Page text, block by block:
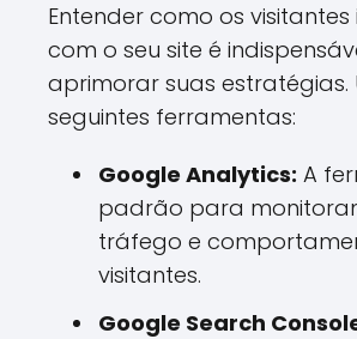
Entender como os
com o seu site é
aprimorar suas estratégias.
seguintes ferramentas:
Google Analytics: A
padrão para
tráfego e
visitantes.
Google Search